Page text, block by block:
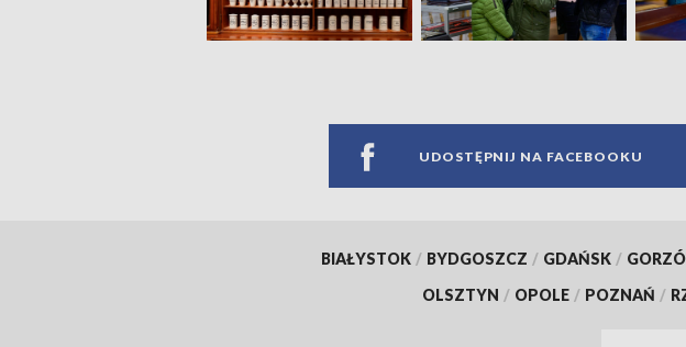
UDOSTĘPNIJ NA FACEBOOKU
BIAŁYSTOK / BYDGOSZCZ / GDAŃSK /
OLSZTYN / OPOLE / POZNAŃ /